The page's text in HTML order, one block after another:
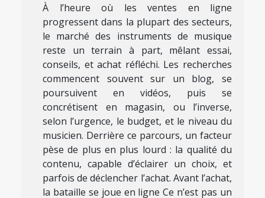
À l’heure où les ventes en ligne
progressent dans la plupart des secteurs,
le marché des instruments de musique
reste un terrain à part, mêlant essai,
conseils, et achat réfléchi. Les recherches
commencent souvent sur un blog, se
poursuivent en vidéos, puis se
concrétisent en magasin, ou l’inverse,
selon l’urgence, le budget, et le niveau du
musicien. Derrière ce parcours, un facteur
pèse de plus en plus lourd : la qualité du
contenu, capable d’éclairer un choix, et
parfois de déclencher l’achat. Avant l’achat,
la bataille se joue en ligne Ce n’est pas un